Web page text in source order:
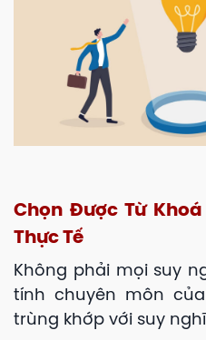
Chọn Được Từ
Thực Tế
Không phải mọi suy
tính chuyên môn
trùng khớp với suy